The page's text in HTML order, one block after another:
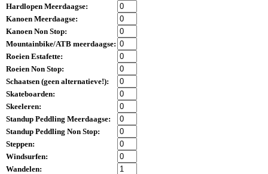
Hardlopen Meerdaagse:
Kanoen Meerdaagse:
Kanoen Non Stop:
Mountainbike/ATB meerdaagse:
Roeien Estafette:
Roeien Non Stop:
Schaatsen (geen alternatieve!):
Skateboarden:
Skeeleren:
Standup Peddling Meerdaagse:
Standup Peddling Non Stop:
Steppen:
Windsurfen:
Wandelen: